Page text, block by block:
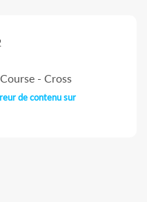
- Cross
de contenu sur